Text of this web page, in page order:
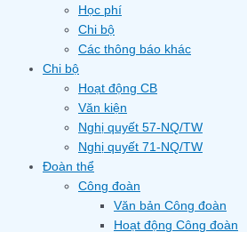
Học phí
Chi bộ
Các thông báo khác
Chi bộ
Hoạt động CB
Văn kiện
Nghị quyết 57-NQ/TW
Nghị quyết 71-NQ/TW
Đoàn thể
Công đoàn
Văn bản Công đoàn
Hoạt động Công đoàn